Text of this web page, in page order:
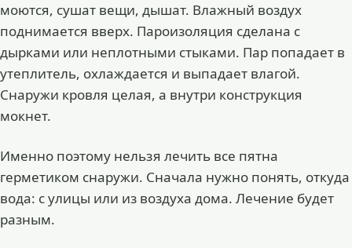
моются, сушат вещи, дышат. Влажный воздух
поднимается вверх. Пароизоляция сделана с
дырками или неплотными стыками. Пар попадает в
утеплитель, охлаждается и выпадает влагой.
Снаружи кровля целая, а внутри конструкция
мокнет.
Именно поэтому нельзя лечить все пятна
герметиком снаружи. Сначала нужно понять, откуда
вода: с улицы или из воздуха дома. Лечение будет
разным.